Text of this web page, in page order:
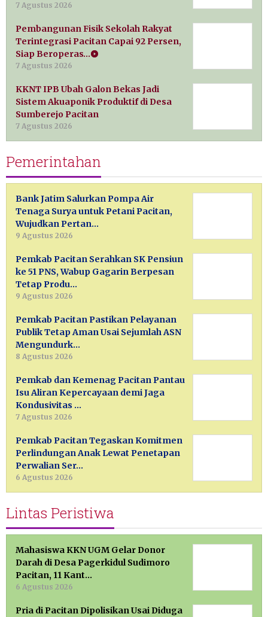
7 Agustus 2026
Pembangunan Fisik Sekolah Rakyat
Terintegrasi Pacitan Capai 92 Persen,
Siap Beroperas…
7 Agustus 2026
KKNT IPB Ubah Galon Bekas Jadi
Sistem Akuaponik Produktif di Desa
Sumberejo Pacitan
7 Agustus 2026
Pemerintahan
Bank Jatim Salurkan Pompa Air
Tenaga Surya untuk Petani Pacitan,
Wujudkan Pertan…
9 Agustus 2026
Pemkab Pacitan Serahkan SK Pensiun
ke 51 PNS, Wabup Gagarin Berpesan
Tetap Produ…
9 Agustus 2026
Pemkab Pacitan Pastikan Pelayanan
Publik Tetap Aman Usai Sejumlah ASN
Mengundurk…
8 Agustus 2026
Pemkab dan Kemenag Pacitan Pantau
Isu Aliran Kepercayaan demi Jaga
Kondusivitas …
7 Agustus 2026
Pemkab Pacitan Tegaskan Komitmen
Perlindungan Anak Lewat Penetapan
Perwalian Ser…
6 Agustus 2026
Lintas Peristiwa
Mahasiswa KKN UGM Gelar Donor
Darah di Desa Pagerkidul Sudimoro
Pacitan, 11 Kant…
6 Agustus 2026
Pria di Pacitan Dipolisikan Usai Diduga